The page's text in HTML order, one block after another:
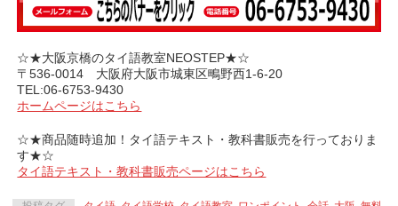
☆★大阪京橋のタイ語教室NEOSTEP★☆
〒536-0014 大阪府大阪市城東区鴫野西1-6-20
TEL:06-6753-9430
ホームページはこちら
☆★商品随時追加！タイ語テキスト・教科書販売を行っておりま
す★☆
タイ語テキスト・教科書販売ページはこちら